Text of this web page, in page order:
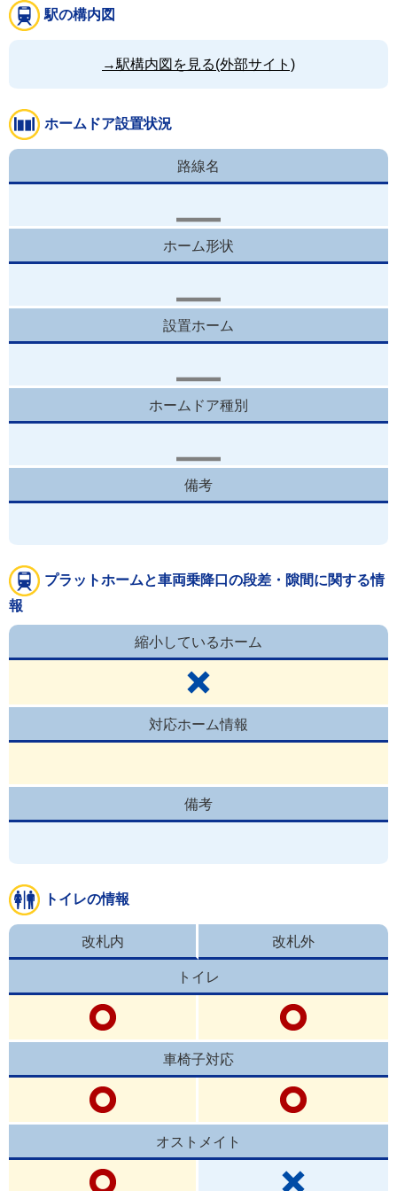
駅の構内図
→駅構内図を見る(外部サイト)
ホームドア設置状況
路線名
ホーム形状
設置ホーム
ホームドア種別
備考
プラットホームと車両乗降口の段差・隙間に関する情
報
縮小しているホーム
対応ホーム情報
備考
トイレの情報
改札内 改札外
トイレ
車椅子対応
オストメイト